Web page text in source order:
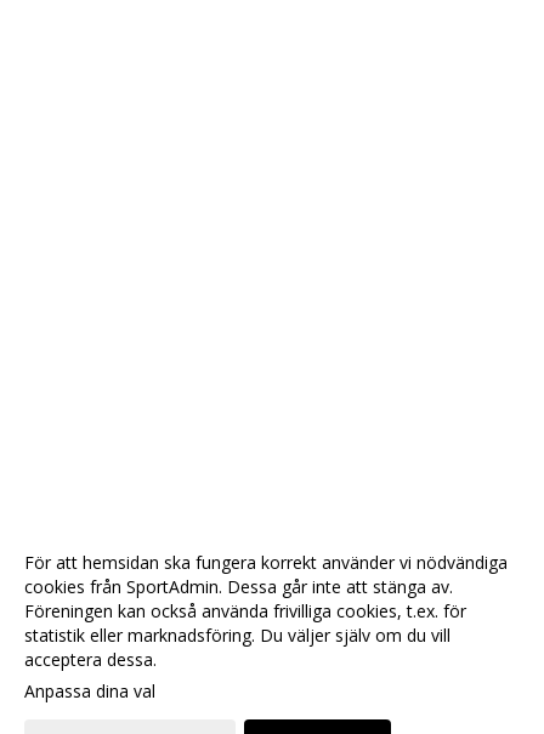
För att hemsidan ska fungera korrekt använder vi nödvändiga
cookies från SportAdmin. Dessa går inte att stänga av.
Föreningen kan också använda frivilliga cookies, t.ex. för
statistik eller marknadsföring. Du väljer själv om du vill
acceptera dessa.
Anpassa dina val